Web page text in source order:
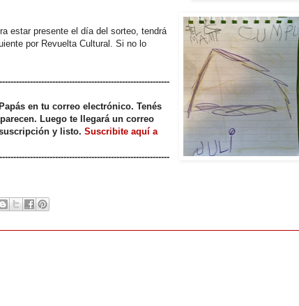
estar presente el día del sorteo, tendrá
por Revuelta Cultural. Si no lo
en tu correo electrónico. Tenés
Luego te llegará un correo
y listo. Suscribite aquí a